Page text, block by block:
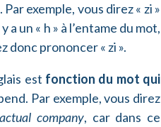
exemple, vous direz « zi »
a un « h » à l’entame du mot,
donc prononcer « zi ».
est fonction du mot qui
Par exemple, vous direz
actual company, car dans ce